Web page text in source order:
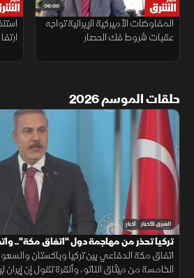
06:00
المفاوضات الأميركية الإيرانية تواجه
عقبات شروط فك الحصار
حلقات الموسم 2026
الشرق للأخبار أخبار
تركيا تحذر من مهاجمة دول "اتفاق مكة"..
وطهران
اتفاق مكة الدفاعي بين تركيا وباكستان
الخامسة من ميثاق الناتو، وأنقرة تقول إن